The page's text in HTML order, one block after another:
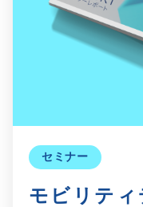
セミナー
モビリティ